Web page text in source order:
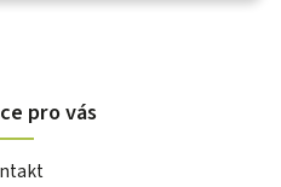
pro vás